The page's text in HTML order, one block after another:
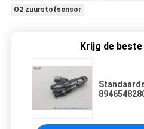
O2 zuurstofsensor
Krijg de